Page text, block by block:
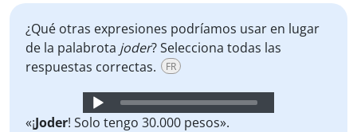
¿Qué otras expresiones podríamos usar en lugar
de la palabrota joder? Selecciona todas las
respuestas correctas.
FR
Audio
Player
«¡Joder! Solo tengo 30.000 pesos».